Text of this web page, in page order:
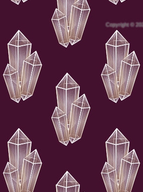
Copyright ©